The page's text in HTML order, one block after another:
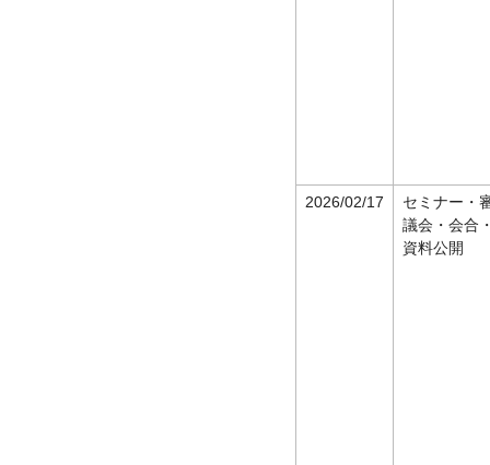
2026/02/17
セミナー・
議会・会合
資料公開